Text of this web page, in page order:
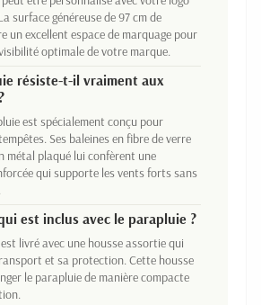
surface généreuse de 97 cm de
un excellent espace de marquage pour
optimale de votre marque.
résiste-t-il vraiment aux
est spécialement conçu pour
Ses baleines en fibre de verre
métal plaqué lui confèrent une
qui supporte les vents forts sans
est inclus avec le parapluie ?
livré avec une housse assortie qui
et sa protection. Cette housse
le parapluie de manière compacte